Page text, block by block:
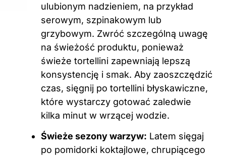
ulubionym nadzieniem, na przykład
serowym, szpinakowym lub
grzybowym. Zwróć szczególną uwagę
na świeżość produktu, ponieważ
świeże tortellini zapewniają lepszą
konsystencję i smak. Aby zaoszczędzić
czas, sięgnij po tortellini błyskawiczne,
które wystarczy gotować zaledwie
kilka minut w wrzącej wodzie.
Świeże sezony warzyw: Latem sięgaj
po pomidorki koktajlowe, chrupiącego